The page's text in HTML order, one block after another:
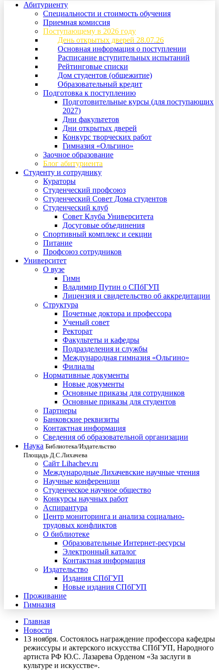
Абитуриенту
Специальности и стоимость обучения
Приемная комиссия
Поступающему в 2026 году
День открытых дверей 28.07.26
Основная информация о поступлении
Расписание вступительных испытаний
Рейтинговые списки
Дом студентов (общежитие)
Образовательный кредит
Подготовка к поступлению
Подготовительные курсы (для поступающих
2027)
Дни факультетов
Дни открытых дверей
Конкурс творческих работ
Гимназия «Ольгино»
Заочное образование
Блог абитуриента
Студенту и сотруднику
Кураторы
Студенческий профсоюз
Студенческий Совет Дома студентов
Студенческий клуб
Совет Клуба Университета
Досуговые объединения
Спортивный комплекс и секции
Питание
Профсоюз сотрудников
Университет
О вузе
Гимн
Владимир Путин о СПбГУП
Лицензия и свидетельство об аккредитации
Структура
Почетные доктора и профессора
Ученый совет
Ректорат
Факультеты и кафедры
Подразделения и службы
Международная гимназия «Ольгино»
Филиалы
Нормативные документы
Новые документы
Основные приказы для сотрудников
Основные приказы для студентов
Партнеры
Банковские реквизиты
Контактная информация
Сведения об образовательной организации
Наука Библиотека/Издательство
Площадь Д.С.Лихачева
Сайт Lihachev.ru
Международные Лихачевские научные чтения
Научные конференции
Студенческое научное общество
Конкурсы научных работ
Аспирантура
Центр мониторинга и анализа социально-
трудовых конфликтов
О библиотеке
Образовательные Интернет-ресурсы
Электронный каталог
Контактная информация
Издательство
Издания СПбГУП
Новые издания СПбГУП
Проживание
Гимназия
Главная
Новости
13 ноября. Состоялось награждение профессора кафедры
режиссуры и актерского искусства СПбГУП, Народного
артиста РФ Ю.С. Лазарева Орденом «За заслуги в
культуре и искусстве».